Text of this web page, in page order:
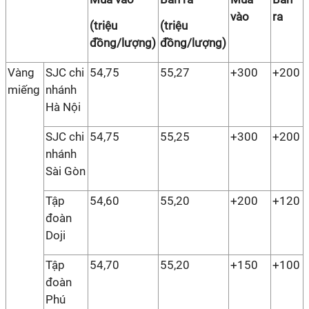
(triệu
đồng/lượng)
(triệu
đồng/lượng)
vào
ra
Vàng
miếng
SJC chi
nhánh
Hà Nội
54,75 55,27 +300 +200
SJC chi
nhánh
Sài Gòn
54,75 55,25 +300 +200
Tập
đoàn
Doji
54,60 55,20 +200 +120
Tập
đoàn
Phú
54,70 55,20 +150 +100